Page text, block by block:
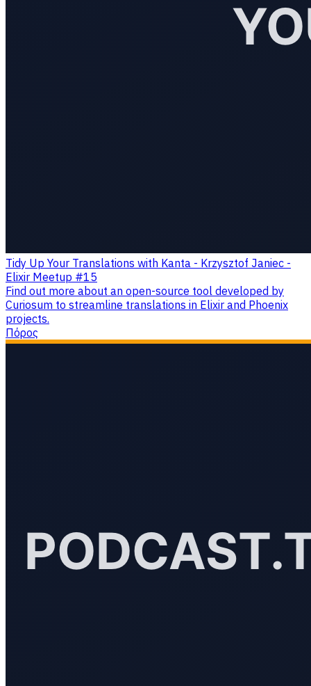
Tidy Up Your Translations with Kanta - Krzysztof Janiec -
Elixir Meetup #15
Find out more about an open-source tool developed by
Curiosum to streamline translations in Elixir and Phoenix
projects.
Πόρος